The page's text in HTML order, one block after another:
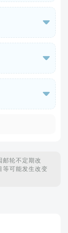



邮轮不定期改
等可能发生改变